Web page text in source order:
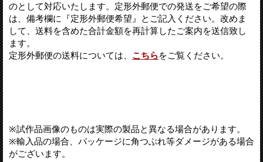
のとして対応いたします。定形外郵便での発送をご希望の際
は、備考欄に『定形外郵便希望』とご記入ください。改めま
して、送料を含めた合計金額を再計算したご案内を送信致し
ます。
定形外郵便の送料については、 こちらをご覧ください。
※試作品画像のものは実際の製品と異なる場合があります。
※輸入品の場合、パッケージに角つぶれ等ダメージがある場合
がございます。